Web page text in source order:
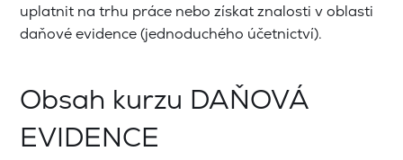
uplatnit na trhu práce nebo získat znalosti v oblasti
daňové evidence (jednoduchého účetnictví).
Obsah kurzu DAŇOVÁ
EVIDENCE